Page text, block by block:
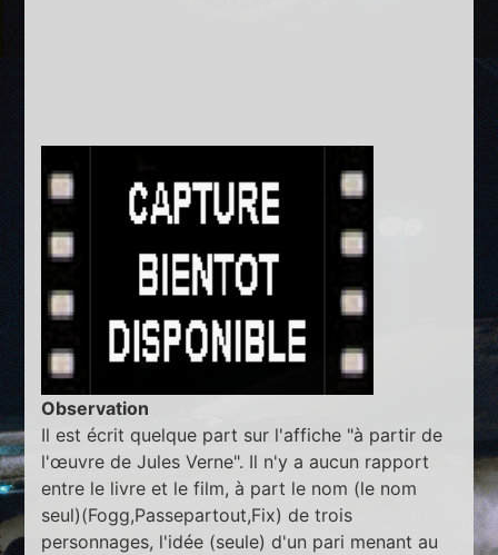
Observation
Il est écrit quelque part sur l'affiche "à partir de
l'œuvre de Jules Verne". Il n'y a aucun rapport
entre le livre et le film, à part le nom (le nom
seul)(Fogg,Passepartout,Fix) de trois
personnages, l'idée (seule) d'un pari menant au